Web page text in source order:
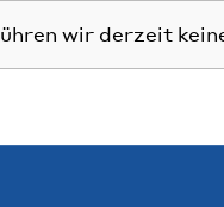
wir derzeit